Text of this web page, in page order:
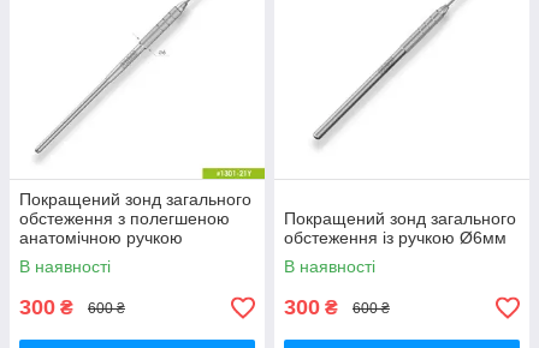
Покращений зонд загального
обстеження з полегшеною
анатомічною ручкою
В наявності
300 ₴ 600 ₴
Покращений зонд загального
обстеження із ручкою Ø6мм
В наявності
300 ₴ 600 ₴